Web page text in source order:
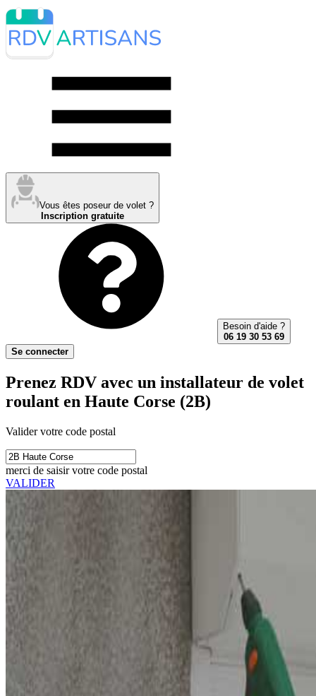
Vous êtes poseur de volet ?
Inscription gratuite
Besoin d'aide ?
06 19 30 53 69
Se connecter
Prenez RDV avec un installateur de volet
roulant en Haute Corse (2B)
Valider votre code postal
merci de saisir votre code postal
VALIDER